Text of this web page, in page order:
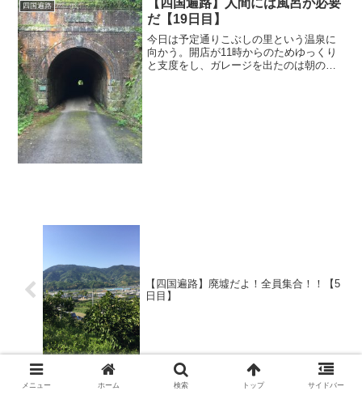
四国遍路
【四国遍路】人間には風呂が必要
だ【19日目】
今日は予定通りこぶしの里という温泉に
向かう。開店が11時からのためゆっくり
と支度をし、ガレージを出たのは朝の
【四国遍路】廃墟だよ！全員集合！！【5
日目】
メニュー ホーム 検索 トップ サイドバー